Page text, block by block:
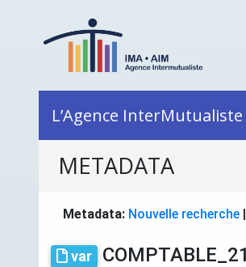
L’Agence InterMutualiste
METADATA
Metadata: Nouvelle recherche |
var